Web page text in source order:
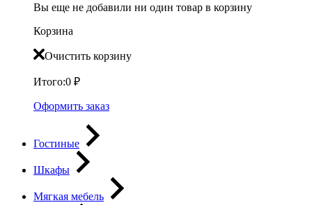
Вы еще не добавили ни один товар в корзину
Корзина
Очистить корзину
Итого:0 ₽
Оформить заказ
Гостиные
Шкафы
Мягкая мебель